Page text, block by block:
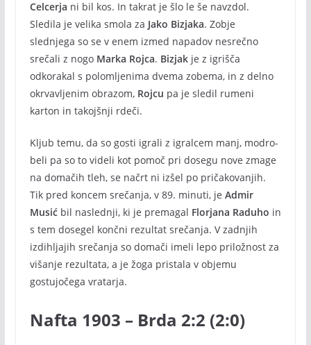
Celcerja ni bil kos. In takrat je šlo le še navzdol.
Sledila je velika smola za Jako Bizjaka. Zobje
slednjega so se v enem izmed napadov nesrečno
srečali z nogo Marka Rojca. Bizjakje z igrišča
odkorakal s polomljenima dvema zobema, in z delno
okrvavljenim obrazom, Rojcu pa je sledil rumeni
karton in takojšnji rdeči.
Kljub temu, da so gosti igrali z igralcem manj, modro-
beli pa so to videli kot pomoč pri dosegu nove zmage
na domačih tleh, se načrt ni izšel po pričakovanjih.
Tik pred koncem srečanja, v 89. minuti, je Admir
Musićbil naslednji, ki je premagal Florjana Raduho in
s tem dosegel končni rezultat srečanja. V zadnjih
izdihljajih srečanja so domači imeli lepo priložnost za
višanje rezultata, a je žoga pristala v objemu
gostujočega vratarja.
Nafta 1903 – Brda 2:2 (2:0)